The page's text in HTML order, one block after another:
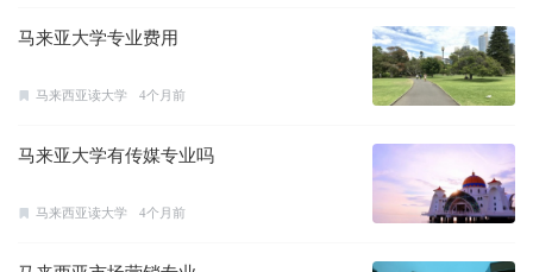
马来亚大学专业费用
马来西亚读大学 4个月前
马来亚大学有传媒专业吗
马来西亚读大学 4个月前